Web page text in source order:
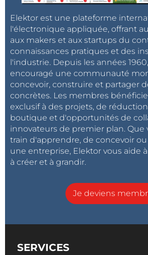
Elektor est une plateforme
l'électronique appliquée, offrant
aux makers et aux startups du
connaissances pratiques et des
l'industrie. Depuis les années
encouragé une communauté
concevoir, construire et partager
concrètes. Les membres
exclusif à des projets, de
boutique et d'opportunités de
innovateurs de premier plan. Que
train d'apprendre, de concevoir
une entreprise, Elektor vous aide
à créer et à grandir.
Je deviens
SERVICES